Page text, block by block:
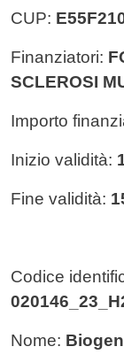
CUP:
Finanziatori:
SCLEROSI
Importo
Inizio validità:
Fine validità:
Codice
Nome: